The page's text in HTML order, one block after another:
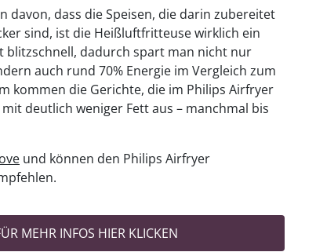
davon, dass die Speisen, die darin zubereitet
sind, ist die Heißluftfritteuse wirklich ein
blitzschnell, dadurch spart man nicht nur
auch rund 70% Energie im Vergleich zum
kommen die Gerichte, die im Philips Airfryer
deutlich weniger Fett aus – manchmal bis
und können den Philips Airfryer
MEHR INFOS HIER KLICKEN